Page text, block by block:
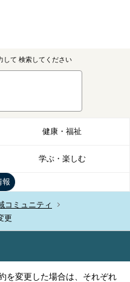
して 検索してください
健康・福祉
学ぶ・楽しむ
報
コミュニティ
更
を変更した場合は、それぞれ